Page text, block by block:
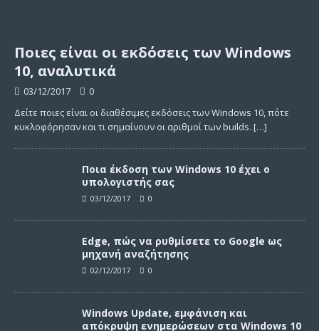
Ποιες είναι οι εκδόσεις των Windows
10, αναλυτικά
03/12/2017
0
Δείτε ποιες είναι οι διαθέσιμες εκδόσεις των Windows 10, πότε
κυκλοφόρησαν και τι σημαίνουν οι αριθμοί των builds. […]
Ποια έκδοση των Windows 10 έχει ο
υπολογιστής σας
03/12/2017 0
Edge, πώς να ρυθμίσετε το Google ως
μηχανή αναζήτησης
02/12/2017 0
Windows Update, εμφάνιση και
απόκρυψη ενημερώσεων στα Windows 10